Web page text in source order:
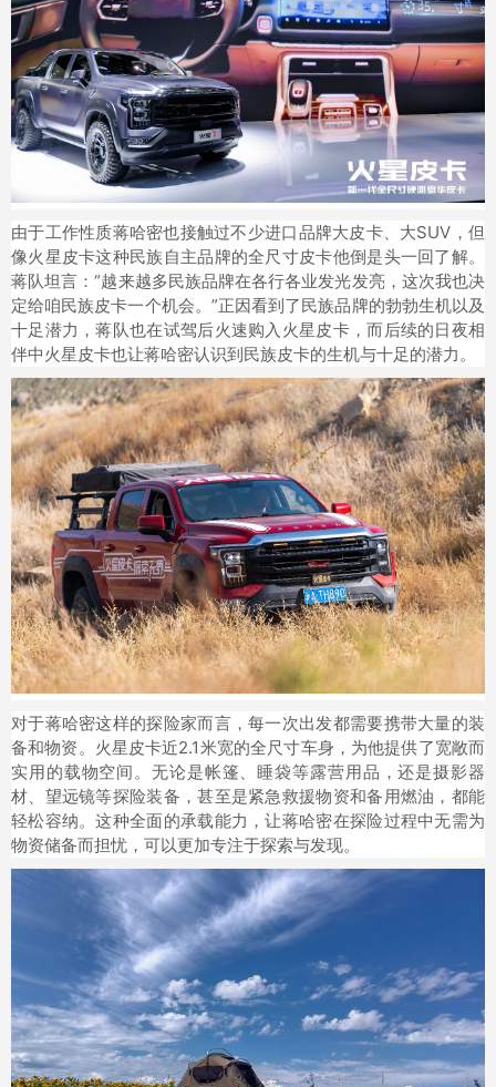
由于工作性质蒋哈密也接触过不少进口品牌大皮卡、大SUV，但
像火星皮卡这种民族自主品牌的全尺寸皮卡他倒是头一回了解。
蒋队坦言：“越来越多民族品牌在各行各业发光发亮，这次我也决
定给咱民族皮卡一个机会。”正因看到了民族品牌的勃勃生机以及
十足潜力，蒋队也在试驾后火速购入火星皮卡，而后续的日夜相
伴中火星皮卡也让蒋哈密认识到民族皮卡的生机与十足的潜力。
对于蒋哈密这样的探险家而言，每一次出发都需要携带大量的装
备和物资。火星皮卡近2.1米宽的全尺寸车身，为他提供了宽敞而
实用的载物空间。无论是帐篷、睡袋等露营用品，还是摄影器
材、望远镜等探险装备，甚至是紧急救援物资和备用燃油，都能
轻松容纳。这种全面的承载能力，让蒋哈密在探险过程中无需为
物资储备而担忧，可以更加专注于探索与发现。